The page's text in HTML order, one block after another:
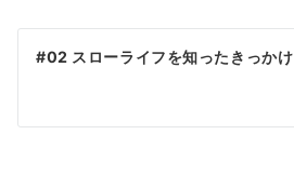
稿
ビ
#02 スローライフを知ったきっかけ